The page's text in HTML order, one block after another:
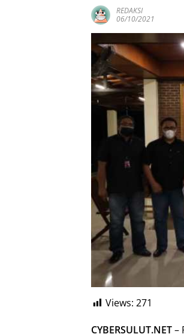
REDAKSI
06/10/2021
Views: 271
CYBERSULUT.NET–